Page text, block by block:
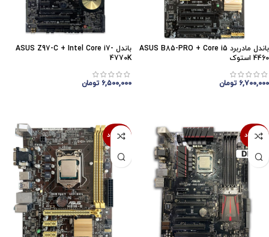
باندل مادربرد ASUS B85-PRO + Core i5
4460 استوک
۶,۷۰۰,۰۰۰ تومان
باندل ASUS Z97-C + Intel Core i7-
4770K
۶,۵۰۰,۰۰۰ تومان
ناموجود ناموجود